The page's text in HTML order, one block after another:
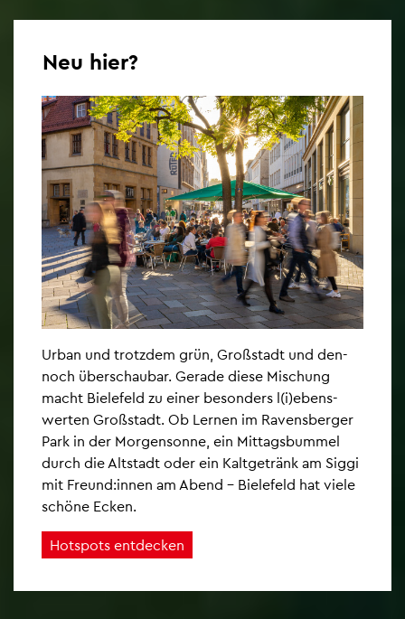
Neu hier?
Urban und trotz­dem grün, Gro­ß­stadt und den­
noch über­schau­bar. Ge­ra­de diese Mi­schung
macht Bie­le­feld zu einer be­son­ders l(i)ebens­
wer­ten Gro­ß­stadt. Ob Ler­nen im Ra­vens­ber­ger
Park in der Mor­gen­son­ne, ein Mit­tags­bum­mel
durch die Alt­stadt oder ein Kalt­ge­tränk am Siggi
mit Freund:innen am Abend – Bie­le­feld hat viele
schö­ne Ecken.
Hot­spots ent­de­cken